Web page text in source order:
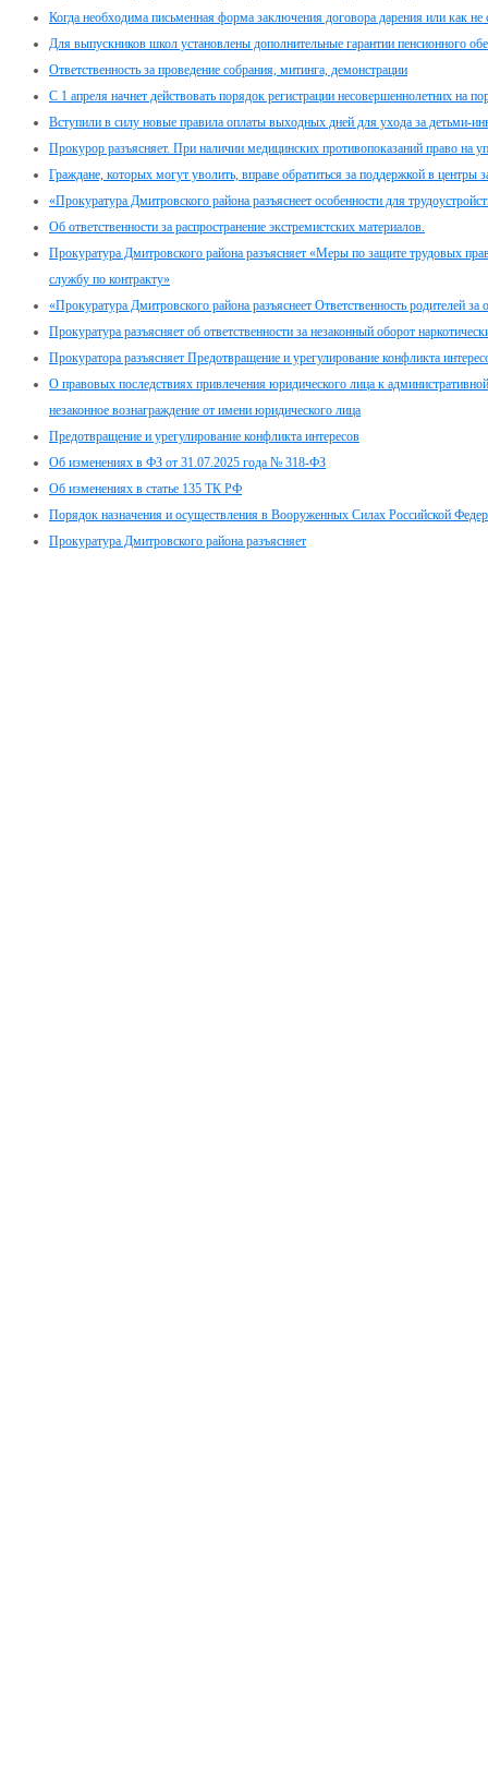
Когда необходима письменная форма заключения договора дарения или как
Для выпускников школ установлены дополнительные гарантии пенсионного
Ответственность за проведение собрания, митинга, демонстрации
C 1 апреля начнет действовать порядок регистрации несовершеннолетних на
Вступили в силу новые правила оплаты выходных дней для ухода за детьми-
Прокурор разъясняет. При наличии медицинских противопоказаний право на
Граждане, которых могут уволить, вправе обратиться за поддержкой в центры
«Прокуратура Дмитровского района разъяснеет особенности для
Об ответственности за распространение экстремистских материалов.
Прокуратура Дмитровского района разъясняет «Меры по защите трудовых
службу по контракту»
«Прокуратура Дмитровского района разъяснеет Ответственность родителей за
Прокуратура разъясняет об ответственности за незаконный оборот
Прокуратора разъясняет Предотвращение и урегулирование конфликта
О правовых последствиях привлечения юридического лица к
незаконное вознаграждение от имени юридического лица
Предотвращение и урегулирование конфликта интересов
Об изменениях в ФЗ от 31.07.2025 года № 318-ФЗ
Об изменениях в статье 135 ТК РФ
Порядок назначения и осуществления в Вооруженных Силах Российской
Прокуратура Дмитровского района разъясняет